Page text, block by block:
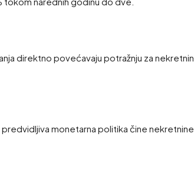
direktno povećavaju potražnju za
monetarna politika čine